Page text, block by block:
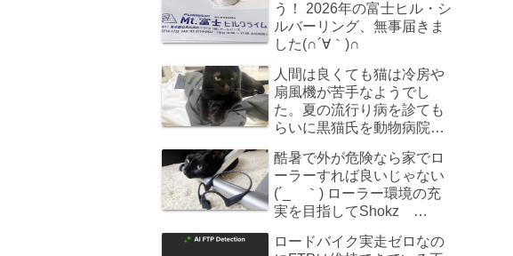
う！ 2026年の富士ヒル・シ
ルバーリング、無事届きま
した(∩´∀｀)∩
人間は良くても猫は冷房や
扇風機が苦手なようでし
た。夏の流行り病を診ても
らいに黒猫氏を動物病院へ
酷暑で外が危険なら家でロ
ーラーすれば良いじゃない
(´_ゝ｀) ローラー環境の充
実を目指してShokz
た
ロードバイク実走ゼロなの